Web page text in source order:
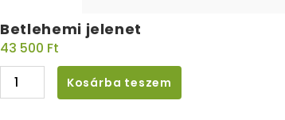
Betlehemi jelenet
43 500 Ft
Kosárba teszem